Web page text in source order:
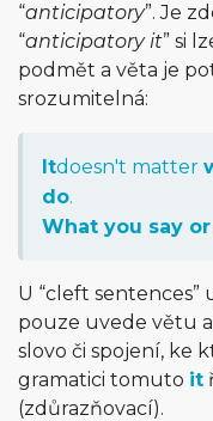
“anticipatory”. Je
“anticipatory it” si
podmět a věta je
srozumitelná:
Itdoesn't matter
do.
What you say
U “cleft sentences”
pouze uvede větu
slovo či spojení, ke
gramatici tomuto it
(zdůrazňovací).